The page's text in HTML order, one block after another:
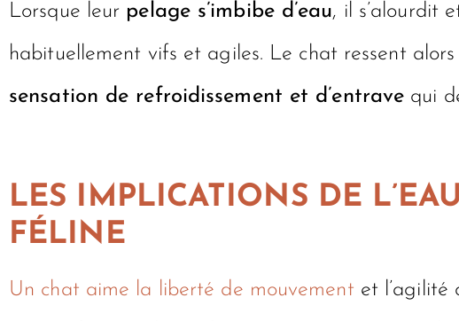
Lorsque leur pelage s’imbibe d’eau, il s’alourdit
habituellement vifs et agiles. Le chat ressent
sensation de refroidissement et d’entrave qui
LES IMPLICATIONS DE
FÉLINE
Un chat aime la liberté de mouvement et l’agilité